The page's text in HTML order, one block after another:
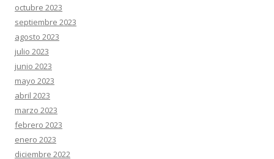
octubre 2023
septiembre 2023
agosto 2023
julio 2023
junio 2023
mayo 2023
abril 2023
marzo 2023
febrero 2023
enero 2023
diciembre 2022